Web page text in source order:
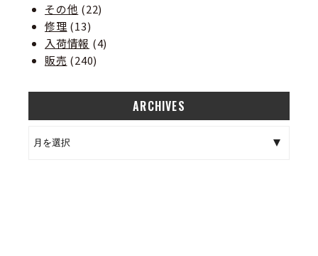
その他 (22)
修理 (13)
入荷情報 (4)
販売 (240)
ARCHIVES